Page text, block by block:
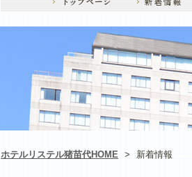
ホテルリステル猪苗代HOME > 新着情報